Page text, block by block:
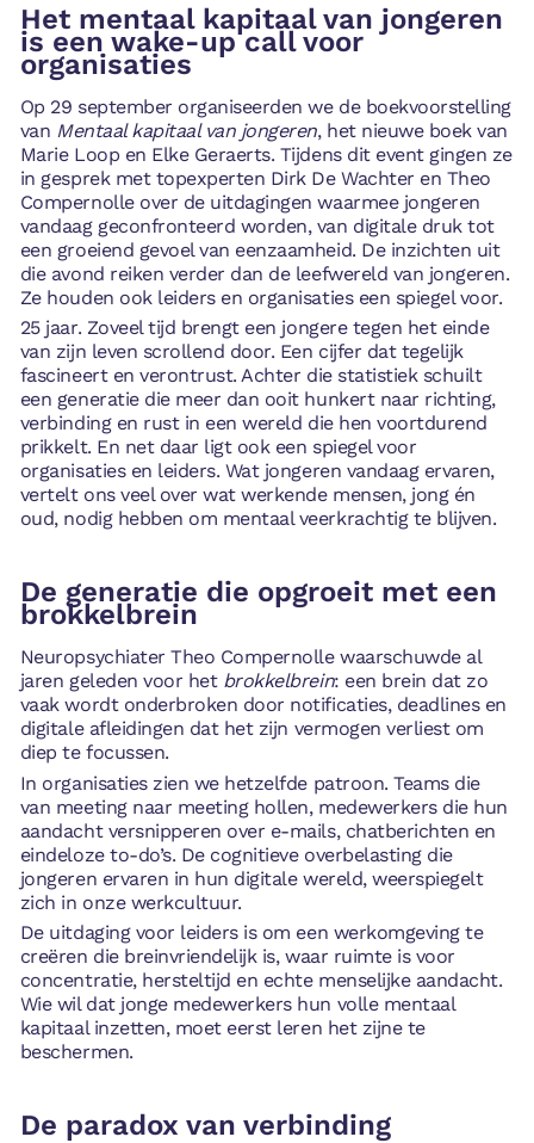
Het mentaal kapitaal van jongeren
is een wake-up call voor
organisaties
Op 29 september organiseerden we de boekvoorstelling
van Mentaal kapitaal van jongeren, het nieuwe boek van
Marie Loop en Elke Geraerts. Tijdens dit event gingen ze
in gesprek met topexperten Dirk De Wachter en Theo
Compernolle over de uitdagingen waarmee jongeren
vandaag geconfronteerd worden, van digitale druk tot
een groeiend gevoel van eenzaamheid. De inzichten uit
die avond reiken verder dan de leefwereld van jongeren.
Ze houden ook leiders en organisaties een spiegel voor.
25 jaar. Zoveel tijd brengt een jongere tegen het einde
van zijn leven scrollend door. Een cijfer dat tegelijk
fascineert en verontrust. Achter die statistiek schuilt
een generatie die meer dan ooit hunkert naar richting,
verbinding en rust in een wereld die hen voortdurend
prikkelt. En net daar ligt ook een spiegel voor
organisaties en leiders. Wat jongeren vandaag ervaren,
vertelt ons veel over wat werkende mensen, jong én
oud, nodig hebben om mentaal veerkrachtig te blijven.
De generatie die opgroeit met een
brokkelbrein
Neuropsychiater Theo Compernolle waarschuwde al
jaren geleden voor het brokkelbrein: een brein dat zo
vaak wordt onderbroken door notificaties, deadlines en
digitale afleidingen dat het zijn vermogen verliest om
diep te focussen.
In organisaties zien we hetzelfde patroon. Teams die
van meeting naar meeting hollen, medewerkers die hun
aandacht versnipperen over e-mails, chatberichten en
eindeloze to-do’s. De cognitieve overbelasting die
jongeren ervaren in hun digitale wereld, weerspiegelt
zich in onze werkcultuur.
De uitdaging voor leiders is om een werkomgeving te
creëren die breinvriendelijk is, waar ruimte is voor
concentratie, hersteltijd en echte menselijke aandacht.
Wie wil dat jonge medewerkers hun volle mentaal
kapitaal inzetten, moet eerst leren het zijne te
beschermen.
De paradox van verbinding